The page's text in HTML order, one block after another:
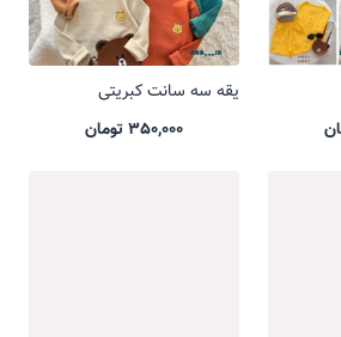
یقه سه سانت کبریتی
350,000 تومان